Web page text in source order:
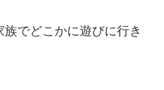
でどこかに遊びに行き